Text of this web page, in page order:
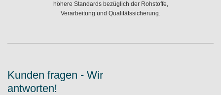
höhere Standards bezüglich der Rohstoffe,
Verarbeitung und Qualitätssicherung.
Kunden fragen - Wir
antworten!